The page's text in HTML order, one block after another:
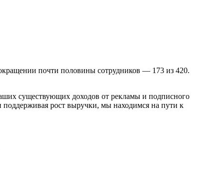
почти половины сотрудников — 173 из 420.
существующих доходов от рекламы и подписного
рост выручки, мы находимся на пути к